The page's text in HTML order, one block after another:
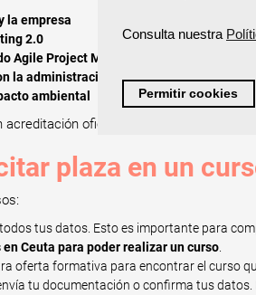
Consulta nuestra
Permitir cookies
la empresa
2.0
Agile Project Management
la administración
ambiental
oficial.
plaza en un
tus datos. Esto es importante para
Ceuta para poder realizar un curso
oferta formativa para encontrar el curso
tu documentación o confirma tus